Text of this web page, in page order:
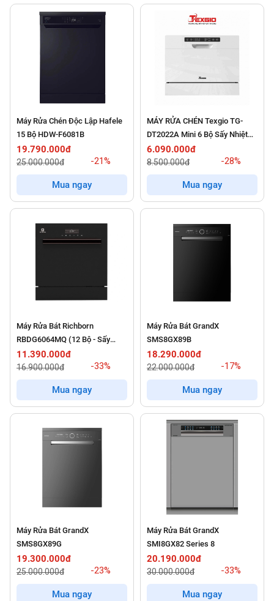
Máy Rửa Chén Độc Lập Hafele
15 Bộ HDW-F6081B
19.790.000đ
25.000.000đ -21%
Mua ngay
MÁY RỬA CHÉN Texgio TG-
DT2022A Mini 6 Bộ Sấy Nhiệt
Dư
6.090.000đ
8.500.000đ -28%
Mua ngay
Máy Rửa Bát Richborn
RBDG6064MQ (12 Bộ - Sấy
Chuyên Biệt)
11.390.000đ
16.900.000đ -33%
Mua ngay
Máy Rửa Bát GrandX
SMS8GX89B
18.290.000đ
22.000.000đ -17%
Mua ngay
Máy Rửa Bát GrandX
SMS8GX89G
19.300.000đ
25.000.000đ -23%
Mua ngay
Máy Rửa Bát GrandX
SMI8GX82 Series 8
20.190.000đ
30.000.000đ -33%
Mua ngay